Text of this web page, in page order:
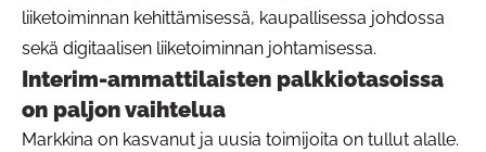
liiketoiminnan kehittämisessä, kaupallisessa johdossa
sekä digitaalisen liiketoiminnan johtamisessa.
Interim-ammattilaisten palkkiotasoissa
on paljon vaihtelua
Markkina on kasvanut ja uusia toimijoita on tullut alalle.